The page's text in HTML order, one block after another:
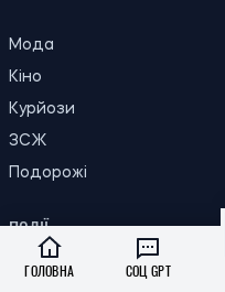
Кіно
Подорожі
ПОДІЇ
ГОЛОВНА СОЦ GPT